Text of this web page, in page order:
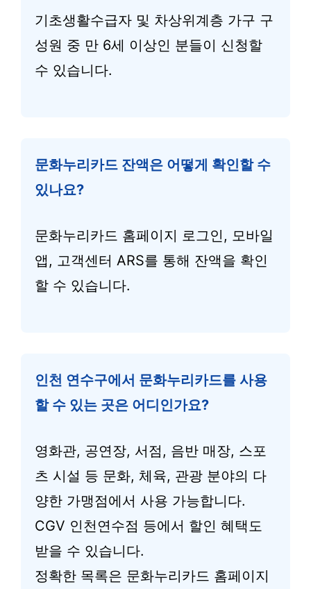
기초생활수급자 및 차상위계층 가구 구
성원 중 만 6세 이상인 분들이 신청할
수 있습니다.
문화누리카드 잔액은 어떻게 확인할 수
있나요?
문화누리카드 홈페이지 로그인, 모바일
앱, 고객센터 ARS를 통해 잔액을 확인
할 수 있습니다.
인천 연수구에서 문화누리카드를 사용
할 수 있는 곳은 어디인가요?
영화관, 공연장, 서점, 음반 매장, 스포
츠 시설 등 문화, 체육, 관광 분야의 다
양한 가맹점에서 사용 가능합니다.
CGV 인천연수점 등에서 할인 혜택도
받을 수 있습니다.
정확한 목록은 문화누리카드 홈페이지